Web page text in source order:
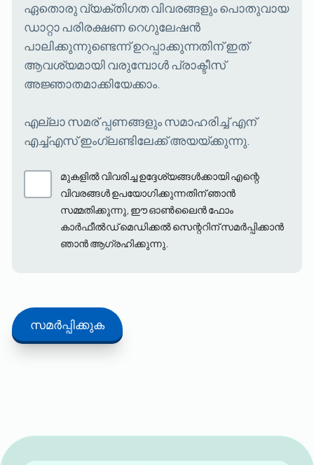
ഏതൊരു വ്യക്തിഗത വിവരങ്ങളും പൊതുവായ
ഡാറ്റാ പരിരക്ഷണ റെഗുലേഷൻ
പാലിക്കുന്നുണ്ടെന്ന് ഉറപ്പാക്കുന്നതിന് ഇത്
ആവശ്യമായി വരുമ്പോൾ പ്രാക്ടീസ്
അജ്ഞാതമാക്കിയേക്കാം.
എല്ലാ സമര് പ്പണങ്ങളും സമാഹരിച്ച് എന്
എച്ച്എസ് ഇംഗ്ലണ്ടിലേക്ക് അയയ്ക്കുന്നു.
മുകളിൽ വിവരിച്ച ഉദ്ദേശ്യങ്ങൾക്കായി എന്റെ
വിവരങ്ങൾ ഉപയോഗിക്കുന്നതിന് ഞാൻ
സമ്മതിക്കുന്നു, ഈ ഓൺലൈൻ ഫോം
കാർഫീൽഡ് മെഡിക്കൽ സെന്ററിന് സമർപ്പിക്കാൻ
ഞാൻ ആഗ്രഹിക്കുന്നു.